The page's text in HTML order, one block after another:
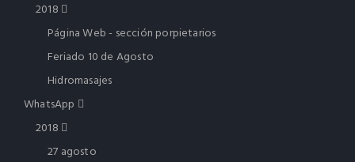
2018
Página Web - sección porpietarios
Feriado 10 de Agosto
Hidromasajes
WhatsApp
2018
27 agosto